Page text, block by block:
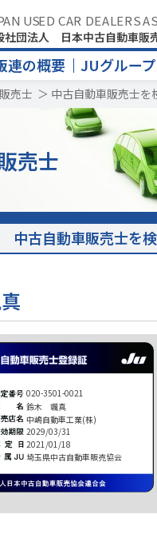
USED CAR DEALERS
社団法人 日本中古自動車販
連の概要 JUグループ
売士 ＞ 中古自動車販売士を
売士
中古自動車販売士を
020-3501-0021
鈴木 颯真
中嶋自動車工業(株)
2029/03/31
2021/01/18
埼玉県中古自動車販売協会